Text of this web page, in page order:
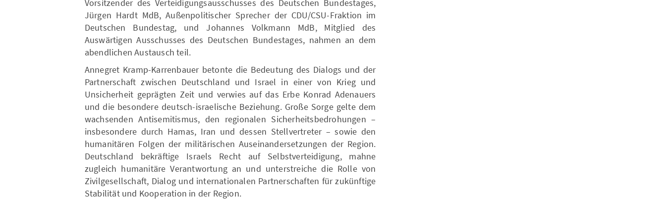
Vorsitzender des Verteidigungsausschusses des Deutschen Bundestages,
Jürgen Hardt MdB, Außenpolitischer Sprecher der CDU/CSU-Fraktion im
Deutschen Bundestag, und Johannes Volkmann MdB, Mitglied des
Auswärtigen Ausschusses des Deutschen Bundestages, nahmen an dem
abendlichen Austausch teil.
Annegret Kramp-Karrenbauer betonte die Bedeutung des Dialogs und der
Partnerschaft zwischen Deutschland und Israel in einer von Krieg und
Unsicherheit geprägten Zeit und verwies auf das Erbe Konrad Adenauers
und die besondere deutsch-israelische Beziehung. Große Sorge gelte dem
wachsenden Antisemitismus, den regionalen Sicherheitsbedrohungen –
insbesondere durch Hamas, Iran und dessen Stellvertreter – sowie den
humanitären Folgen der militärischen Auseinandersetzungen der Region.
Deutschland bekräftige Israels Recht auf Selbstverteidigung, mahne
zugleich humanitäre Verantwortung an und unterstreiche die Rolle von
Zivilgesellschaft, Dialog und internationalen Partnerschaften für zukünftige
Stabilität und Kooperation in der Region.